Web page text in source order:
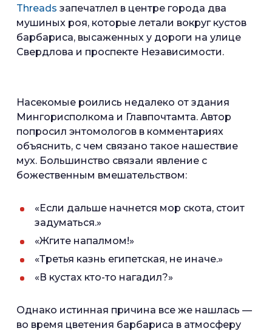
Threads запечатлел в центре города два
мушиных роя, которые летали вокруг кустов
барбариса, высаженных у дороги на улице
Свердлова и проспекте Независимости.
Насекомые роились недалеко от здания
Мингорисполкома и Главпочтамта. Автор
попросил энтомологов в комментариях
объяснить, с чем связано такое нашествие
мух. Большинство связали явление с
божественным вмешательством:
«Если дальше начнется мор скота, стоит
задуматься.»
«Жгите напалмом!»
«Третья казнь египетская, не иначе.»
«В кустах кто-то нагадил?»
Однако истинная причина все же нашлась —
во время цветения барбариса в атмосферу